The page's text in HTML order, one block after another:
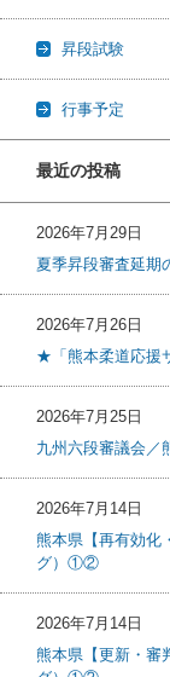
昇段試験
行事予定
最近の投稿
2026年7月29日
夏季昇段審査延期
2026年7月26日
★「熊本柔道応援
2026年7月25日
九州六段審議会／
2026年7月14日
熊本県【再有効化
グ）①②
2026年7月14日
熊本県【更新・審